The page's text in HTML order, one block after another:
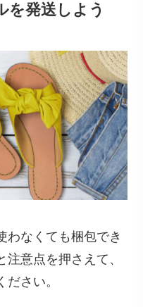
を発送しよう
わなくても梱包でき
注意点を押さえて、
さい。